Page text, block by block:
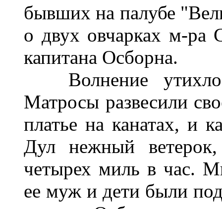
бывших на палубе
о двух овчарках м-ра
капитана Осборна.
Волнение утихло
Матросы развесили
платье на канатах, и
Дул нежный
четырех миль в час.
ее муж и дети были